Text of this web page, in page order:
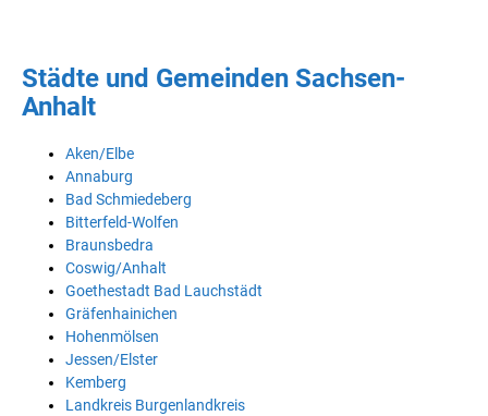
Städte und Gemeinden Sachsen-
Anhalt
Aken/Elbe
Annaburg
Bad Schmiedeberg
Bitterfeld-Wolfen
Braunsbedra
Coswig/Anhalt
Goethestadt Bad Lauchstädt
Gräfenhainichen
Hohenmölsen
Jessen/Elster
Kemberg
Landkreis Burgenlandkreis